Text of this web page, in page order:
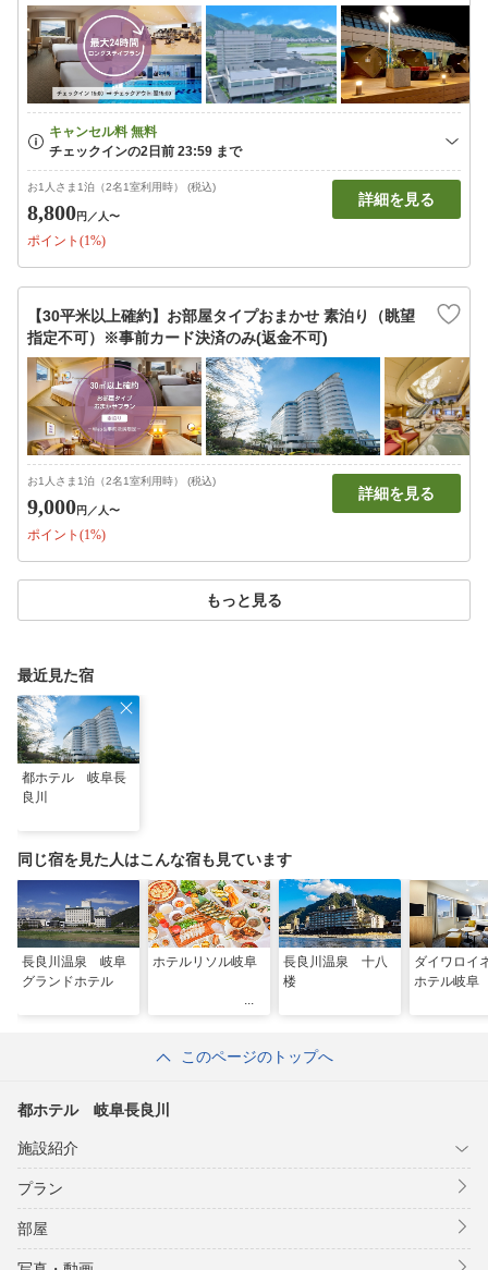
お1人さま1泊（2名1室利用時） (税込)
8,800円 ／人〜
ポイント(1%)
詳細を見る
【30平米以上確約】お部屋タイプおまかせ 素泊り（眺望
指定不可）※事前カード決済のみ(返金不可)
お1人さま1泊（2名1室利用時） (税込)
9,000円 ／人〜
ポイント(1%)
詳細を見る
もっと見る
最近見た宿
都ホテル 岐阜長
良川
同じ宿を見た人はこんな宿も見ています
長良川温泉 岐阜
グランドホテル
ホテルリソル岐阜
長良川温泉 十八
楼
ダイワロイ
ホテル岐阜
このページのトップへ
都ホテル 岐阜長良川
施設紹介
プラン
部屋